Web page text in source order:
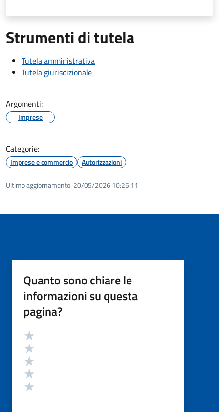
Strumenti di tutela
Tutela amministrativa
Tutela giurisdizionale
Argomenti:
Imprese
Categorie:
Imprese e commercio Autorizzazioni
Ultimo aggiornamento: 20/05/2026 10:25.11
Quanto sono chiare le
informazioni su questa
pagina?
Valutazione